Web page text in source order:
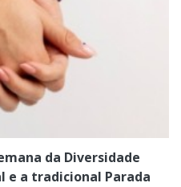
da Diversidade
e a tradicional Parada